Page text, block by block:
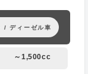
/ ディーゼル車
～1,500cc